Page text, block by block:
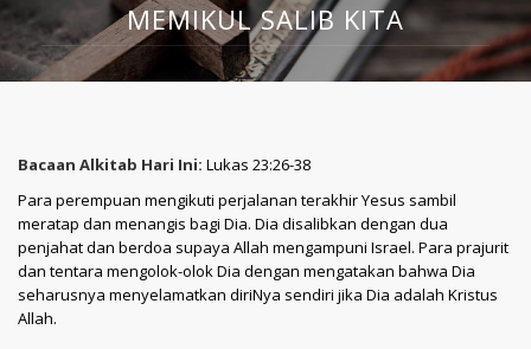
MEMIKUL SALIB KITA
Bacaan Alkitab Hari Ini: Lukas 23:26-38
Para perempuan mengikuti perjalanan terakhir Yesus sambil
meratap dan menangis bagi Dia. Dia disalibkan dengan dua
penjahat dan berdoa supaya Allah mengampuni Israel. Para prajurit
dan tentara mengolok-olok Dia dengan mengatakan bahwa Dia
seharusnya menyelamatkan diriNya sendiri jika Dia adalah Kristus
Allah.